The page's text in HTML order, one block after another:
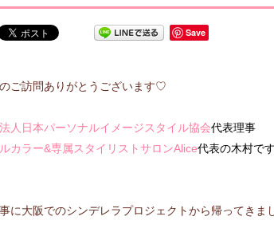
Save
ご訪問ありがとうございます♡
人日本パーソナルイメージスタイル協会代表理事
カラー&専属スタイリストサロンAlice代表の木村で
に大阪でのシンデレラプロジェクトから帰ってきま